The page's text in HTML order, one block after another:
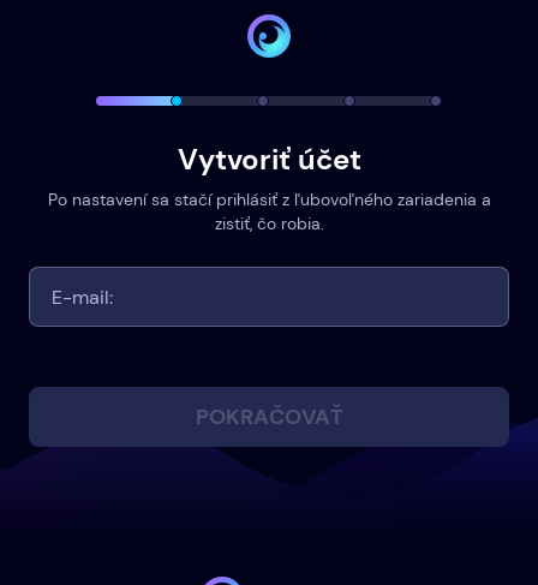
Vytvoriť účet
Po nastavení sa stačí prihlásiť z ľubovoľného zariadenia a
zistiť, čo robia.
POKRAČOVAŤ